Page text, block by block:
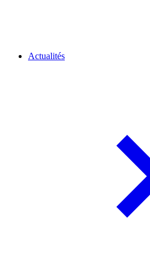
Actualités